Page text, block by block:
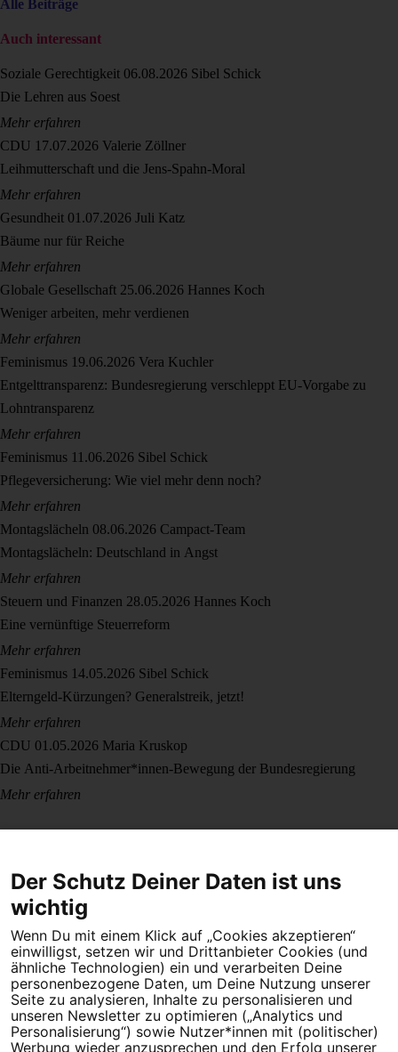
Alle Beiträge
Auch interessant
Soziale Gerechtigkeit 06.08.2026 Sibel Schick
Die Lehren aus Soest
Mehr erfahren
CDU 17.07.2026 Valerie Zöllner
Leihmutterschaft und die Jens-Spahn-Moral
Mehr erfahren
Gesundheit 01.07.2026 Juli Katz
Bäume nur für Reiche
Mehr erfahren
Globale Gesellschaft 25.06.2026 Hannes Koch
Weniger arbeiten, mehr verdienen
Mehr erfahren
Feminismus 19.06.2026 Vera Kuchler
Entgelttransparenz: Bundesregierung verschleppt EU-Vorgabe zu
Lohntransparenz
Mehr erfahren
Feminismus 11.06.2026 Sibel Schick
Pflegeversicherung: Wie viel mehr denn noch?
Mehr erfahren
Montagslächeln 08.06.2026 Campact-Team
Montagslächeln: Deutschland in Angst
Mehr erfahren
Steuern und Finanzen 28.05.2026 Hannes Koch
Eine vernünftige Steuerreform
Mehr erfahren
Feminismus 14.05.2026 Sibel Schick
Elterngeld-Kürzungen? Generalstreik, jetzt!
Mehr erfahren
CDU 01.05.2026 Maria Kruskop
Die Anti-Arbeitnehmer*innen-Bewegung der Bundesregierung
Mehr erfahren
Dein Engagement macht den Unterschied. Schließe Dich 4,5
Millionen Menschen an.
Newsletter bestellen
Der Schutz Deiner Daten ist uns
wichtig
Wenn Du mit einem Klick auf „Cookies akzeptieren“
einwilligst, setzen wir und Drittanbieter Cookies (und
ähnliche Technologien) ein und verarbeiten Deine
personenbezogene Daten, um Deine Nutzung unserer
Seite zu analysieren, Inhalte zu personalisieren und
unseren Newsletter zu optimieren („Analytics und
Personalisierung“) sowie Nutzer*innen mit (politischer)
Werbung wieder anzusprechen und den Erfolg unserer